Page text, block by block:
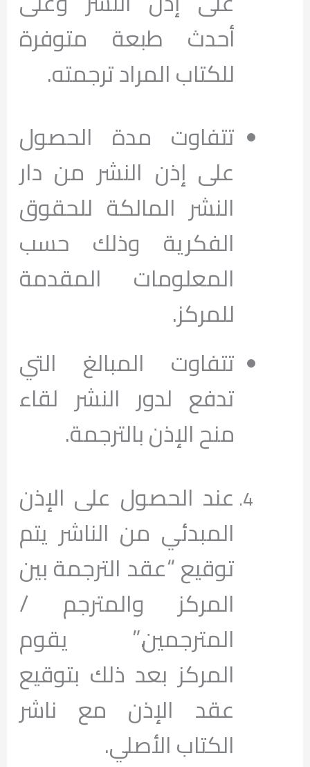
أحدث طبعة متوفرة
للكتاب المراد ترجمته.
تتفاوت مدة الحصول
على إذن النشر من دار
النشر المالكة للحقوق
الفكرية وذلك حسب
المعلومات المقدمة
للمركز.
تتفاوت المبالغ التي
تدفع لدور النشر لقاء
منح الإذن بالترجمة.
عند الحصول على الإذن
المبدئي من الناشر يتم
توقيع “عقد الترجمة بين
المركز والمترجم /
المترجمين.” يقوم
المركز بعد ذلك بتوقيع
عقد الإذن مع ناشر
الكتاب الأصلي.